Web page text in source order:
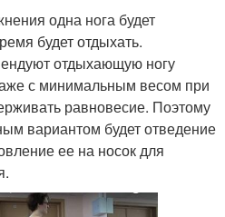
одна нога будет
будет отдыхать.
отдыхающую ногу
с минимальным весом при
равновесие. Поэтому
вариантом будет отведение
ее на носок для